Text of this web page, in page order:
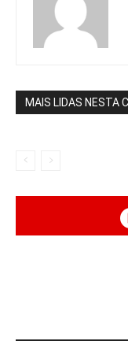
MAIS LIDAS NESTA